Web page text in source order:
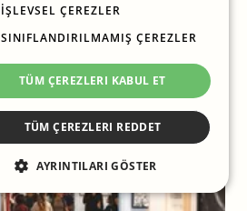
İŞLEVSEL ÇEREZLER
SINIFLANDIRILMAMIŞ ÇEREZLER
TÜM ÇEREZLERI KABUL ET
TÜM ÇEREZLERI REDDET
AYRINTILARI GÖSTER